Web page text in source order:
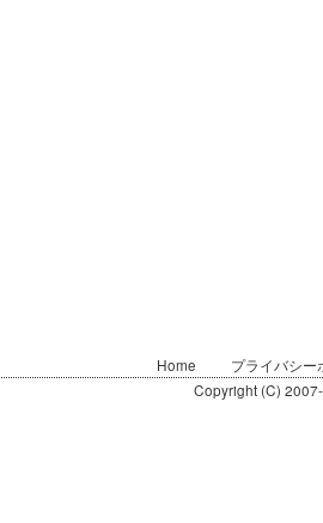
Home
プライバシー
Copyright (C)